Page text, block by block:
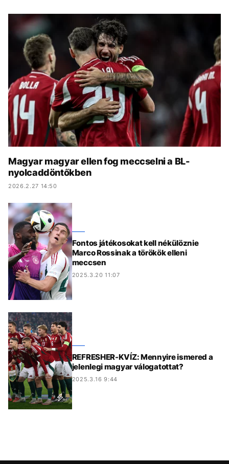
ÉLETMÓD DESIGN
BESZÉLGETÉSEK ARCOK
VIDEÓ TÖRTÉNETEK
GASZTRO
Magyar magyar ellen fog meccselni a BL-
nyolcaddöntőkben
2026.2.27 14:50
Fontos játékosokat kell nékülöznie
Marco Rossinak a törökök elleni
meccsen
2025.3.20 11:07
REFRESHER-KVÍZ: Mennyire ismered a
jelenlegi magyar válogatottat?
2025.3.16 9:44